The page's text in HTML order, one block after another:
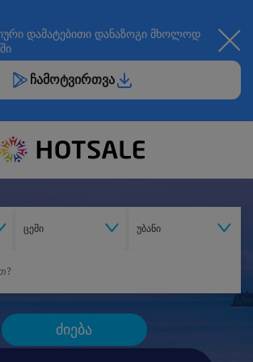
დამატებითი დანაზოგი მხოლოდ
ჩამოტვირთვა
ცემი უბანი
ძიება